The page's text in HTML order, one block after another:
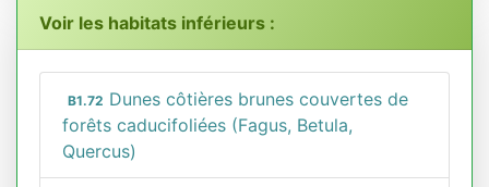
Voir les habitats inférieurs :
B1.72 Dunes côtières brunes couvertes de
forêts caducifoliées (Fagus, Betula,
Quercus)